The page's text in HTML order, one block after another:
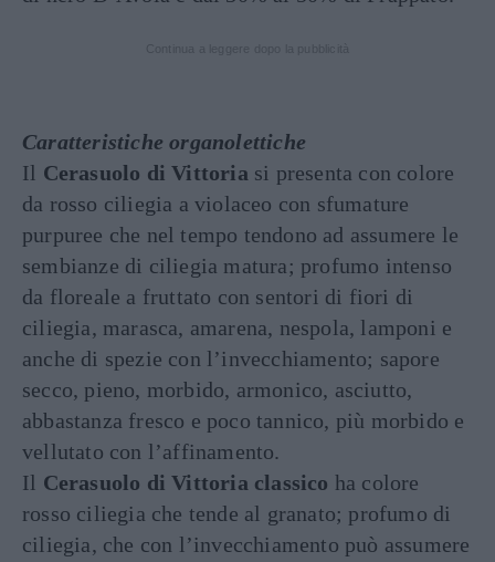
Caratteristiche organolettiche
Il Cerasuolo di Vittoria si presenta con colore
da rosso ciliegia a violaceo con sfumature
purpuree che nel tempo tendono ad assumere le
sembianze di ciliegia matura; profumo intenso
da floreale a fruttato con sentori di fiori di
ciliegia, marasca, amarena, nespola, lamponi e
anche di spezie con l’invecchiamento; sapore
secco, pieno, morbido, armonico, asciutto,
abbastanza fresco e poco tannico, più morbido e
vellutato con l’affinamento.
Il Cerasuolo di Vittoria classico ha colore
rosso ciliegia che tende al granato; profumo di
ciliegia, che con l’invecchiamento può assumere